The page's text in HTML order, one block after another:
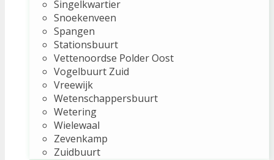
Singelkwartier
Snoekenveen
Spangen
Stationsbuurt
Vettenoordse Polder Oost
Vogelbuurt Zuid
Vreewijk
Wetenschappersbuurt
Wetering
Wielewaal
Zevenkamp
Zuidbuurt